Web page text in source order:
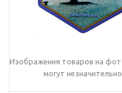
Изображения товаров на
могут